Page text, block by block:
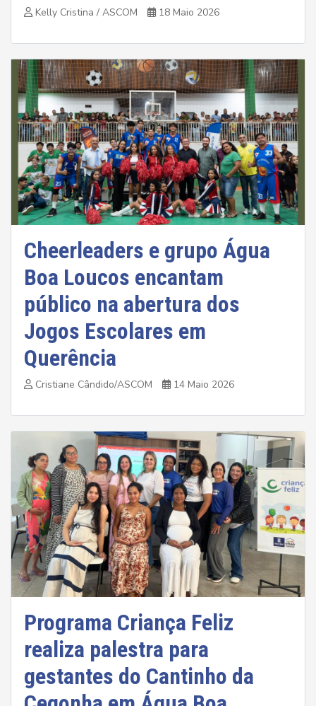
Kelly Cristina / ASCOM 18 Maio 2026
Cheerleaders e grupo Água
Boa Loucos encantam
público na abertura dos
Jogos Escolares em
Querência
Cristiane Cândido/ASCOM 14 Maio 2026
Programa Criança Feliz
realiza palestra para
gestantes do Cantinho da